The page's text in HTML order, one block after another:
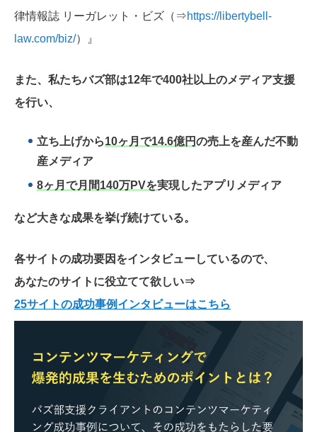
律情報誌 リーガレット・ビズ（⇒https://libertybell-
law.com/biz/）』
また、私たちバズ部は12年で400社以上のメディア支援
を行い、
立ち上げから10ヶ月で14.6億円の売上を産んだ不動
産メディア
8ヶ月で月間140万PVを実現したアプリメディア
など大きな成果を挙げ続けている。
各サイトの成功要因をインタビューしているので、
あなたのサイトに役立てて欲しい⇒
25サイトの成功事例インタビューはこちら